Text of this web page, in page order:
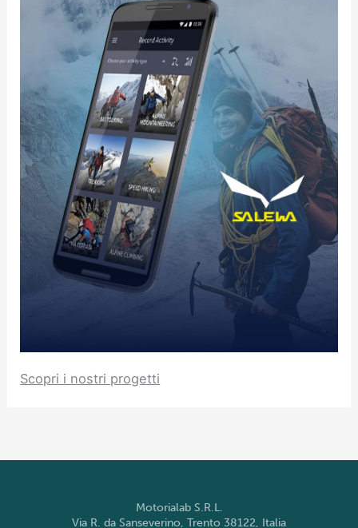
Scopri i nostri progetti
Motorialab S.R.L.
Via R. da Sanseverino, Trento 38122, Italia